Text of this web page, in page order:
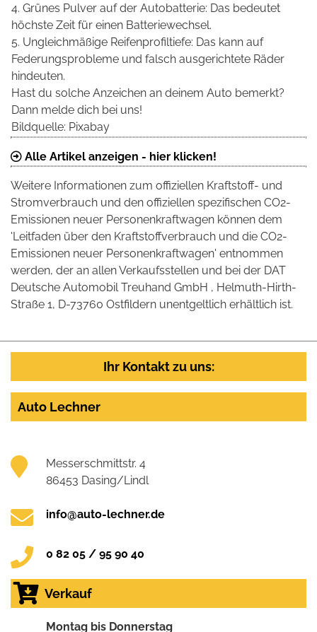
4. Grünes Pulver auf der Autobatterie: Das bedeutet
höchste Zeit für einen Batteriewechsel.
5. Ungleichmäßige Reifenprofiltiefe: Das kann auf
Federungsprobleme und falsch ausgerichtete Räder
hindeuten.
Hast du solche Anzeichen an deinem Auto bemerkt?
Dann melde dich bei uns!
Bildquelle: Pixabay
Alle Artikel anzeigen - hier klicken!
Weitere Informationen zum offiziellen Kraftstoff- und
Stromverbrauch und den offiziellen spezifischen CO2-
Emissionen neuer Personenkraftwagen können dem
'Leitfaden über den Kraftstoffverbrauch und die CO2-
Emissionen neuer Personenkraftwagen' entnommen
werden, der an allen Verkaufsstellen und bei der DAT
Deutsche Automobil Treuhand GmbH , Helmuth-Hirth-
Straße 1, D-73760 Ostfildern unentgeltlich erhältlich ist.
Ihr Kontakt zu uns:
Auto Lechner
Messerschmittstr. 4
86453 Dasing/Lindl
info@auto-lechner.de
0 82 05 / 95 90 40
Verkauf
Montag bis Donnerstag